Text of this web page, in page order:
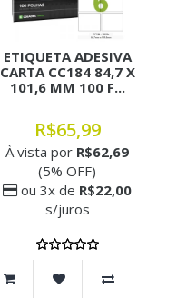
ETIQUETA ADESIVA
CARTA CC184 84,7 X
101,6 MM 100 F...
R$65,99
À vista por R$62,69
(5% OFF)
ou 3x de R$22,00
s/juros